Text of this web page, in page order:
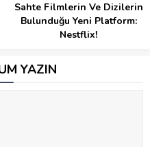
Sahte Filmlerin Ve Dizilerin
Bulunduğu Yeni Platform:
Nestflix!
YAZIN